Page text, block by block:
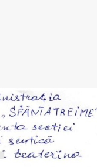
Благодарственное